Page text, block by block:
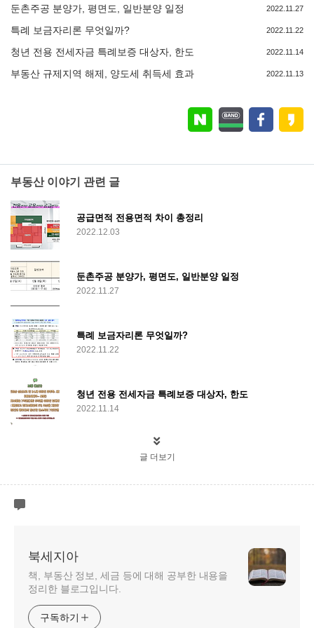
둔촌주공 분양가, 평면도, 일반분양 일정 2022.11.27
특례 보금자리론 무엇일까? 2022.11.22
청년 전용 전세자금 특례보증 대상자, 한도 2022.11.14
부동산 규제지역 해제, 양도세 취득세 효과 2022.11.13
부동산 이야기 관련 글
공급면적 전용면적 차이 총정리
2022.12.03
둔촌주공 분양가, 평면도, 일반분양 일정
2022.11.27
특례 보금자리론 무엇일까?
2022.11.22
청년 전용 전세자금 특례보증 대상자, 한도
2022.11.14
글 더보기
북세지아
책, 부동산 정보, 세금 등에 대해 공부한 내용을
정리한 블로그입니다.
구독하기